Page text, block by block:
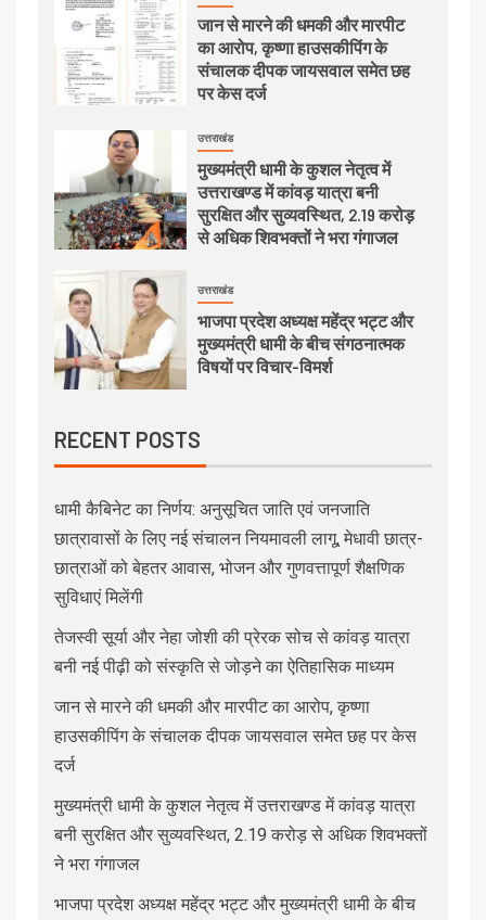
जान से मारने की धमकी और मारपीट
का आरोप, कृष्णा हाउसकीपिंग के
संचालक दीपक जायसवाल समेत छह
पर केस दर्ज
उत्तराखंड
मुख्यमंत्री धामी के कुशल नेतृत्व में
उत्तराखण्ड में कांवड़ यात्रा बनी
सुरक्षित और सुव्यवस्थित, 2.19 करोड़
से अधिक शिवभक्तों ने भरा गंगाजल
उत्तराखंड
भाजपा प्रदेश अध्यक्ष महेंद्र भट्ट और
मुख्यमंत्री धामी के बीच संगठनात्मक
विषयों पर विचार-विमर्श
RECENT POSTS
धामी कैबिनेट का निर्णय: अनुसूचित जाति एवं जनजाति
छात्रावासों के लिए नई संचालन नियमावली लागू, मेधावी छात्र-
छात्राओं को बेहतर आवास, भोजन और गुणवत्तापूर्ण शैक्षणिक
सुविधाएं मिलेंगी
तेजस्वी सूर्या और नेहा जोशी की प्रेरक सोच से कांवड़ यात्रा
बनी नई पीढ़ी को संस्कृति से जोड़ने का ऐतिहासिक माध्यम
जान से मारने की धमकी और मारपीट का आरोप, कृष्णा
हाउसकीपिंग के संचालक दीपक जायसवाल समेत छह पर केस
दर्ज
मुख्यमंत्री धामी के कुशल नेतृत्व में उत्तराखण्ड में कांवड़ यात्रा
बनी सुरक्षित और सुव्यवस्थित, 2.19 करोड़ से अधिक शिवभक्तों
ने भरा गंगाजल
भाजपा प्रदेश अध्यक्ष महेंद्र भट्ट और मुख्यमंत्री धामी के बीच